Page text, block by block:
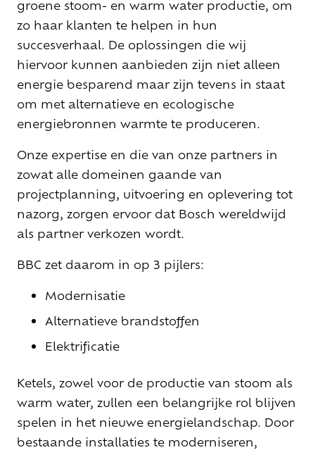
groene stoom- en warm water productie, om
zo haar klanten te helpen in hun
succesverhaal. De oplossingen die wij
hiervoor kunnen aanbieden zijn niet alleen
energie besparend maar zijn tevens in staat
om met alternatieve en ecologische
energiebronnen warmte te produceren.
Onze expertise en die van onze partners in
zowat alle domeinen gaande van
projectplanning, uitvoering en oplevering tot
nazorg, zorgen ervoor dat Bosch wereldwijd
als partner verkozen wordt.
BBC zet daarom in op 3 pijlers:
Modernisatie
Alternatieve brandstoffen
Elektrificatie
Ketels, zowel voor de productie van stoom als
warm water, zullen een belangrijke rol blijven
spelen in het nieuwe energielandschap. Door
bestaande installaties te moderniseren,